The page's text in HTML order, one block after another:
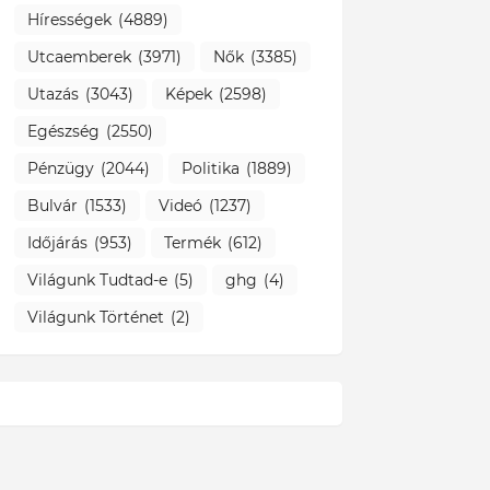
Hírességek (4889)
Utcaemberek (3971) Nők (3385)
Utazás (3043) Képek (2598)
Egészség (2550)
Pénzügy (2044) Politika (1889)
Bulvár (1533) Videó (1237)
Időjárás (953) Termék (612)
Világunk Tudtad-e (5) ghg (4)
Világunk Történet (2)